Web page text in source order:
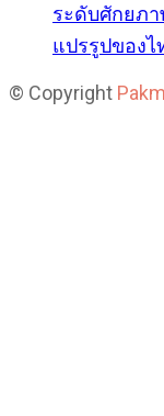
ระดับศักยภ
แปรรูปของไ
© Copyright